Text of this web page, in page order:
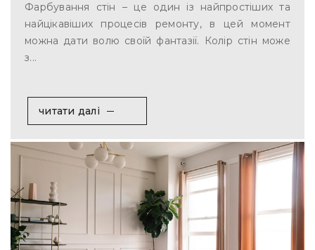
Фарбування стін – це один із найпростіших та
найцікавіших процесів ремонту, в цей момент
можна дати волю своїй фантазії. Колір стін може
з...
читати далі